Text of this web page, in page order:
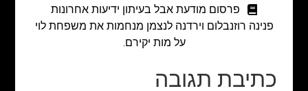
פרסום מודעת אבל בעיתון ידיעות אחרונות
פנינה רוזנבלום וירדנה לנצמן מנחמות את משפחת לוי
על מות יקירם.
כתיבת תגובה